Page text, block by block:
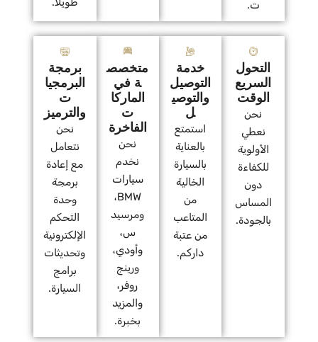
ت.
التحول
السريع
الوقت
نحن
نعطي
الأولوية
للكفاءة
دون
المساس
بالجودة.
خدمة
التوصيل
والتوصي
ل
استمتع
بالعناية
بالسيارة
الخالية
من
المتاعب
من عتبة
داركم.
متخصص
ة في
الماركا
ت
الفاخرة
نحن
نخدم
سيارات
BMW،
ومرسيد
س،
وأودي،
ورينج
روفر،
والمزيد
بخبرة.
برمجة
البرمجيا
ت
والترميز
نحن
نتعامل
مع إعادة
برمجة
وحدة
التحكم
الإلكترونية
وتحديثات
برامج
السيارة.